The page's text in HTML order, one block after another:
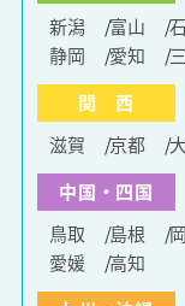
新潟
富山
静岡
愛知
関 西
滋賀
京都
中国・四国
鳥取
島根
愛媛
高知